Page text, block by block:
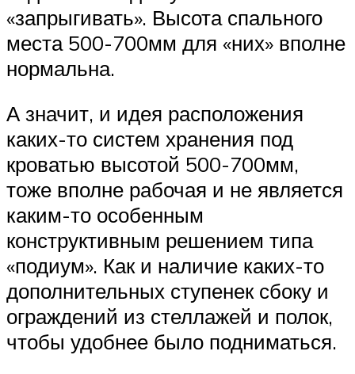
«запрыгивать». Высота спального
места 500-700мм для «них» вполне
нормальна.
А значит, и идея расположения
каких-то систем хранения под
кроватью высотой 500-700мм,
тоже вполне рабочая и не является
каким-то особенным
конструктивным решением типа
«подиум». Как и наличие каких-то
дополнительных ступенек сбоку и
ограждений из стеллажей и полок,
чтобы удобнее было подниматься.